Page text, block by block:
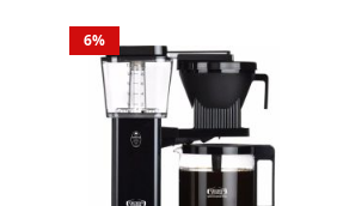
uitschakeling zwart
6%